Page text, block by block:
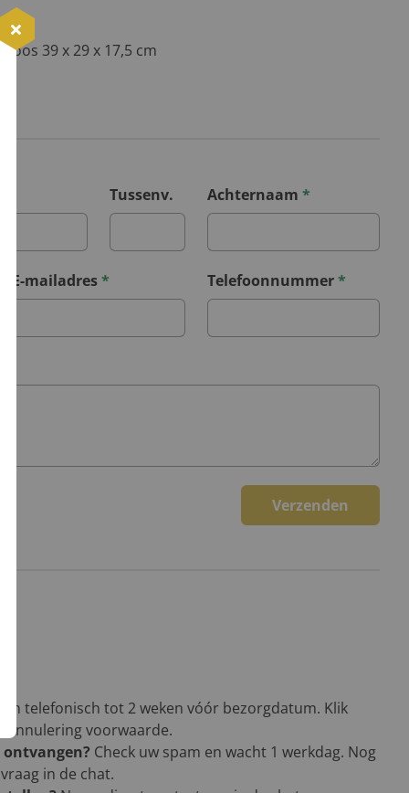
39 x 29 x 17,5 cm
Tussenv. Achternaam *
E-mailadres* Telefoonnummer*
Verzenden
telefonisch tot 2 weken vóór bezorgdatum. Klik
annulering voorwaarde.
Check uw spam en wacht 1 werkdag. Nog
in de chat.